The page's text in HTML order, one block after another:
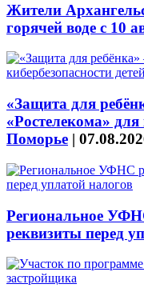
Жители
горячей воде с 10
«Защита для
«Ростелекома» для
Поморье |
Региональное
реквизиты перед